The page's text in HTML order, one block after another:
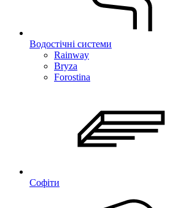
Водостічні системи
Rainway
Bryza
Forostina
Софіти